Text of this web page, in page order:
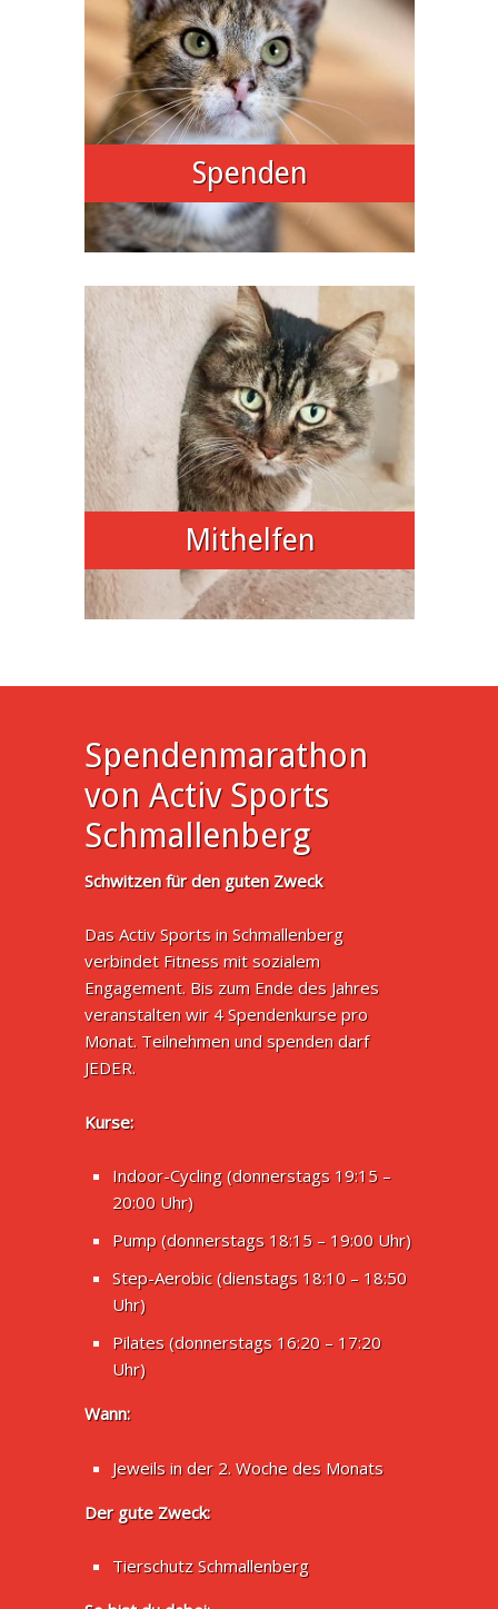
Spenden
Mithelfen
Spendenmarathon
von Activ Sports
Schmallenberg
Schwitzen für den guten Zweck
Das Activ Sports in Schmallenberg
verbindet Fitness mit sozialem
Engagement. Bis zum Ende des Jahres
veranstalten wir 4 Spendenkurse pro
Monat. Teilnehmen und spenden darf
JEDER.
Kurse:
Indoor-Cycling (donnerstags 19:15 –
20:00 Uhr)
Pump (donnerstags 18:15 – 19:00 Uhr)
Step-Aerobic (dienstags 18:10 – 18:50
Uhr)
Pilates (donnerstags 16:20 – 17:20
Uhr)
Wann:
Jeweils in der 2. Woche des Monats
Der gute Zweck:
Tierschutz Schmallenberg